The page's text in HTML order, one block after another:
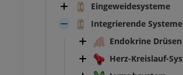
Eingeweidesysteme
Integrierende Systeme
Endokrine Drüsen
Herz-Kreislauf-